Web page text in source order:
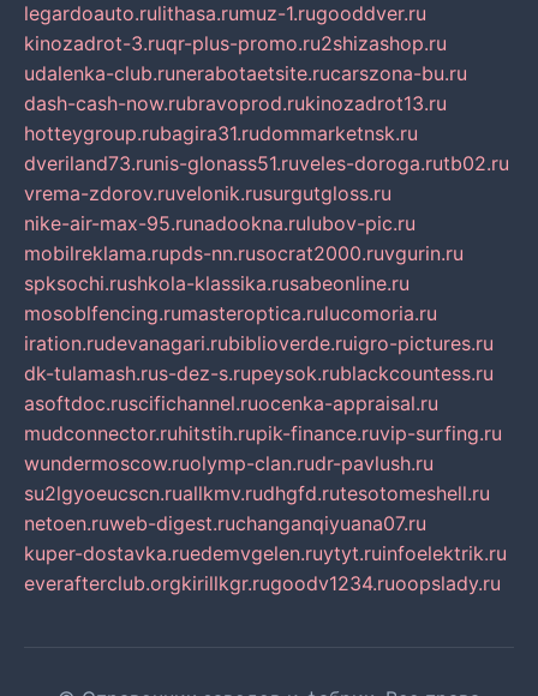
legardoauto.rulithasa.rumuz-1.rugooddver.ru
kinozadrot-3.ruqr-plus-promo.ru2shizashop.ru
udalenka-club.runerabotaetsite.rucarszona-bu.ru
dash-cash-now.rubravoprod.rukinozadrot13.ru
hotteygroup.rubagira31.rudommarketnsk.ru
dveriland73.runis-glonass51.ruveles-doroga.rutb02.ru
vrema-zdorov.ruvelonik.rusurgutgloss.ru
nike-air-max-95.runadookna.rulubov-pic.ru
mobilreklama.rupds-nn.rusocrat2000.ruvgurin.ru
spksochi.rushkola-klassika.rusabeonline.ru
mosoblfencing.rumasteroptica.rulucomoria.ru
iration.rudevanagari.rubiblioverde.ruigro-pictures.ru
dk-tulamash.rus-dez-s.rupeysok.rublackcountess.ru
asoftdoc.ruscifichannel.ruocenka-appraisal.ru
mudconnector.ruhitstih.rupik-finance.ruvip-surfing.ru
wundermoscow.ruolymp-clan.rudr-pavlush.ru
su2lgyoeucscn.ruallkmv.rudhgfd.rutesotomeshell.ru
netoen.ruweb-digest.ruchanganqiyuana07.ru
kuper-dostavka.ruedemvgelen.ruytyt.ruinfoelektrik.ru
everafterclub.orgkirillkgr.rugoodv1234.ruoopslady.ru